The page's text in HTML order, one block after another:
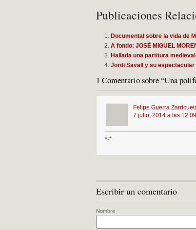
Publicaciones
Documental sobre la vida de
A fondo: JOSÉ MIGUEL
Hallada una partitura
Jordi Savall y su
1 Comentario sobre “Una
Felipe Guerra
7 julio, 2014 a las
*-*
Escribir un comentario
Nombre